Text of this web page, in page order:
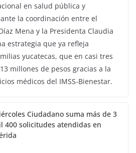
en salud pública y
la coordinación entre el
Mena y la Presidenta Claudia
estrategia que ya refleja
yucatecas, que en casi tres
millones de pesos gracias a la
médicos del IMSS-Bienestar.
Ciudadano suma más de 3
400 solicitudes atendidas en